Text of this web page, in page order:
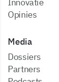
Innovatie
Opinies
Media
dossiers
partners